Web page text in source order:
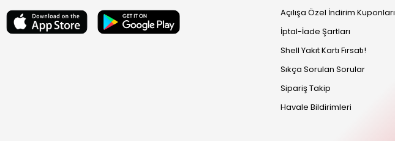
Açılışa Özel İndirim Kuponları
İptal-İade Şartları
Shell Yakıt Kartı Fırsatı!
Sıkça Sorulan Sorular
Sipariş Takip
Havale Bildirimleri